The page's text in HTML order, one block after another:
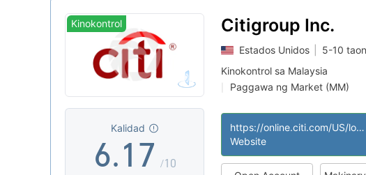
Kinokontrol
Kalidad
3
4
5
6.
0
1
4
5
6
7 /10
Citigroup Inc.
Estados Unidos
5-10 taon
Kinokontrol sa Malaysia
Paggawa ng Market (MM)
https://online.citi.com/US/login.do
Website